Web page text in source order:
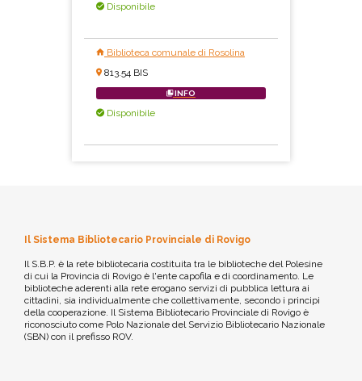
Disponibile
Biblioteca comunale di Rosolina
813.54 BIS
INFO
Disponibile
Il Sistema Bibliotecario Provinciale di Rovigo
Il S.B.P. è la rete bibliotecaria costituita tra le biblioteche del Polesine
di cui la Provincia di Rovigo è l'ente capofila e di coordinamento. Le
biblioteche aderenti alla rete erogano servizi di pubblica lettura ai
cittadini, sia individualmente che collettivamente, secondo i principi
della cooperazione. Il Sistema Bibliotecario Provinciale di Rovigo è
riconosciuto come Polo Nazionale del Servizio Bibliotecario Nazionale
(SBN) con il prefisso ROV.